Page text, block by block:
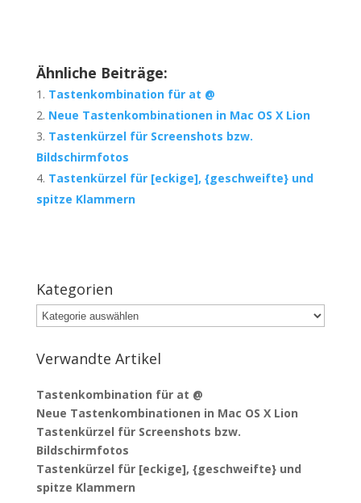
Ähnliche Beiträge:
Tastenkombination für at @
Neue Tastenkombinationen in Mac OS X Lion
Tastenkürzel für Screenshots bzw.
Bildschirmfotos
Tastenkürzel für [eckige], {geschweifte} und
spitze Klammern
Kategorien
Kategorien
Verwandte Artikel
Tastenkombination für at @
Neue Tastenkombinationen in Mac OS X Lion
Tastenkürzel für Screenshots bzw.
Bildschirmfotos
Tastenkürzel für [eckige], {geschweifte} und
spitze Klammern